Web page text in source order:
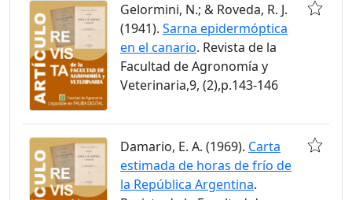
Gelormini, N.; & Roveda, R. J.
(1941). Sarna epidermóptica
en el canario. Revista de la
Facultad de Agronomía y
Veterinaria,9, (2),p.143-146
Damario, E. A. (1969). Carta
estimada de horas de frío de
la República Argentina.